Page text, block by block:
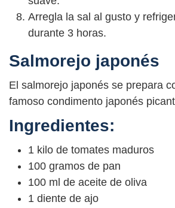
Arregla la sal al gusto y
durante 3 horas.
Salmorejo japonés
El salmorejo japonés se prepara
famoso condimento japonés
Ingredientes:
1 kilo de tomates maduros
100 gramos de pan
100 ml de aceite de oliva
1 diente de ajo